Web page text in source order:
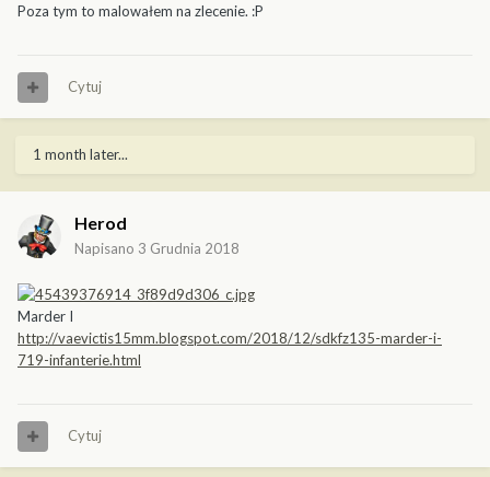
Poza tym to malowałem na zlecenie. :P
Cytuj
1 month later...
Herod
Napisano 3 Grudnia 2018
Marder I
http://vaevictis15mm.blogspot.com/2018/12/sdkfz135-marder-i-
719-infanterie.html
Cytuj